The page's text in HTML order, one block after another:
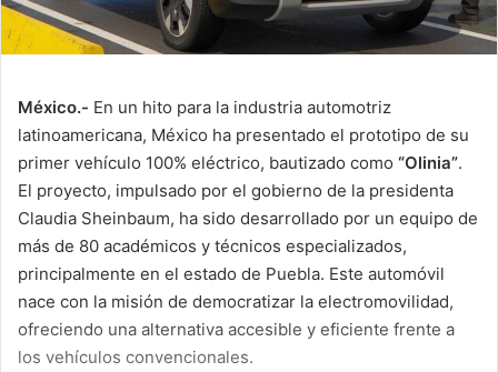
México.- En un hito para la industria automotriz
latinoamericana, México ha presentado el prototipo de su
primer vehículo 100% eléctrico, bautizado como “Olinia”.
El proyecto, impulsado por el gobierno de la presidenta
Claudia Sheinbaum, ha sido desarrollado por un equipo de
más de 80 académicos y técnicos especializados,
principalmente en el estado de Puebla. Este automóvil
nace con la misión de democratizar la electromovilidad,
ofreciendo una alternativa accesible y eficiente frente a
los vehículos convencionales.